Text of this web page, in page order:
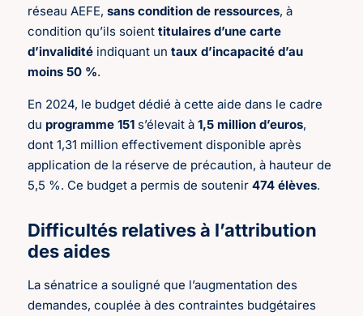
réseau AEFE,sans condition de ressources, à
condition qu’ils soienttitulaires d’une carte
d’invalidité indiquant untaux d’incapacité d’au
moins 50 %.
En 2024, le budget dédié à cette aide dans le cadre
du programme 151 s’élevait à1,5 million d’euros,
dont 1,31 million effectivement disponible après
application de la réserve de précaution, à hauteur de
5,5 %. Ce budget a permis de soutenir474 élèves.
Difficultés relatives à l’attribution
des aides
La sénatrice a souligné que l’augmentation des
demandes, couplée à des contraintes budgétaires